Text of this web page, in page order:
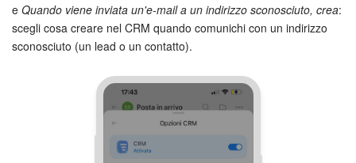
e Quando viene inviata un'e-mail a un indirizzo sconosciuto, crea:
scegli cosa creare nel CRM quando comunichi con un indirizzo
sconosciuto (un lead o un contatto).